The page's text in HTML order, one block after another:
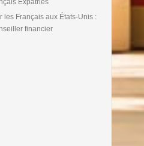
les Français aux États-Unis :
financier